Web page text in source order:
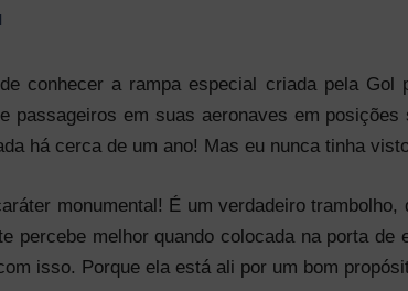
conhecer a rampa especial criada pela
passageiros em suas aeronaves em
há cerca de um ano! Mas eu nunca tinha
monumental! É um verdadeiro
percebe melhor quando colocada na porta
isso. Porque ela está ali por um bom